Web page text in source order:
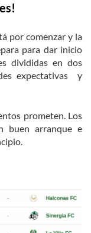
por comenzar y la
para dar inicio
divididas en dos
expectativas y
prometen. Los
buen arranque e